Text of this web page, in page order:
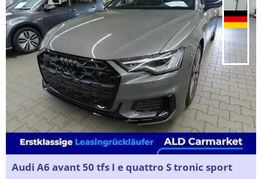
Audi A6 avant 50 tfs I e quattro S tronic sport